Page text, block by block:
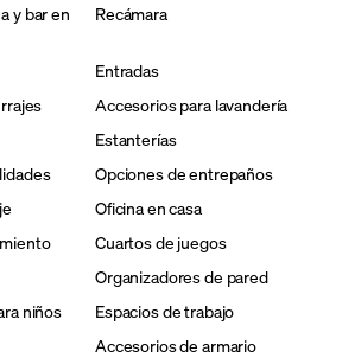
y bar en
Recámara
Entradas
Accesorios para lavandería
Estanterías
Opciones de entrepaños
Oficina en casa
Cuartos de juegos
Organizadores de pared
niños
Espacios de trabajo
Accesorios de armario